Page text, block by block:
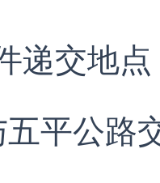
递交地
五平公路